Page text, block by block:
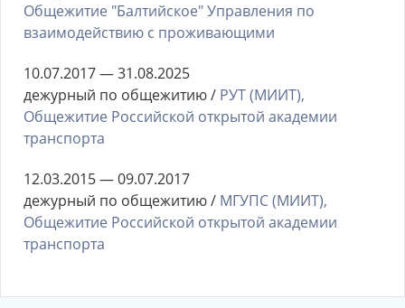
Общежитие "Балтийское" Управления по
взаимодействию с проживающими
10.07.2017 — 31.08.2025
дежурный по общежитию / РУТ (МИИТ),
Общежитие Российской открытой академии
транспорта
12.03.2015 — 09.07.2017
дежурный по общежитию / МГУПС (МИИТ),
Общежитие Российской открытой академии
транспорта